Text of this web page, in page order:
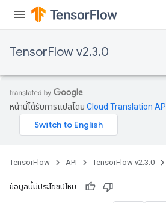
TensorFlow v2.3.0
หน้านี้ได้รับการแปลโดย Cloud Translation API
TensorFlow API TensorFlow v2.3.0
ข้อมูลนี้มีประโยชน์ไหม